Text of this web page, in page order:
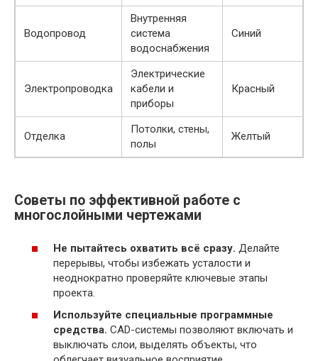
Водопровод
Внутренняя
система
водоснабжения
Синий
Электропроводка
Электрические
кабели и
приборы
Красный
Отделка
Потолки, стены,
полы
Желтый
Советы по эффективной работе с
многослойными чертежами
Не пытайтесь охватить всё сразу. Делайте
перерывы, чтобы избежать усталости и
неоднократно проверяйте ключевые этапы
проекта.
Используйте специальные программные
средства. CAD-системы позволяют включать и
выключать слои, выделять объекты, что